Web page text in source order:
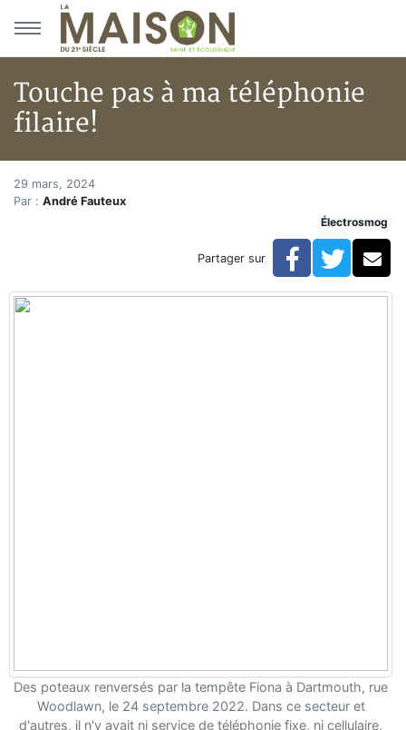
Aller au menu principal
Aller au contenu principal
Touche pas à ma téléphonie
filaire!
Accueil
Articles
Touche pas à ma téléphonie filaire!
Touche pas à ma téléphonie
29 mars, 2024
Par : André Fauteux
Électrosmog
Partager sur Facebook
Des poteaux renversés par la tempête Fiona à Dartmouth, rue
Woodlawn, le 24 septembre 2022. Dans ce secteur et
d'autres, il n'y avait ni service de téléphonie fixe, ni cellulaire,